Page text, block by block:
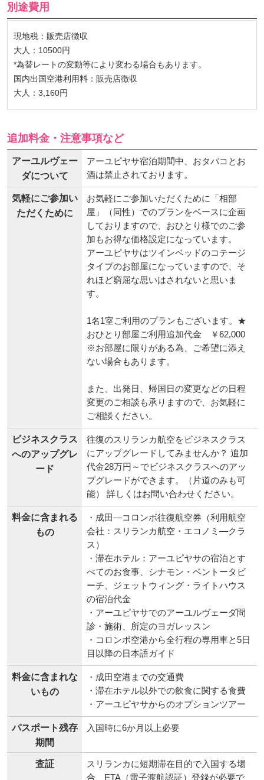
別途費用
現地税：販売店徴収
大人：10500円
*為替レートの変動等により変わる場合もあります。
国内出国空港利用料：販売店徴収
大人：3,160円
追加料金・注意事項など
アーユルヴェー
ダについて
アーユピヤサ宿泊期間中、おタバコとお
酒は禁止されております。
気軽にご参加い
ただくために
お気軽にご参加いただくために「相部
屋」（同性）でのプランをベースに企画
しておりますので、おひとり様でのご参
加もお得な価格設定になっています。
アーユピヤサはツインベッドのコテージ
タイプのお部屋になっていますので、そ
れほど窮屈な思いはされないと思いま
す。
1名1室ご利用のプランもございます。★
おひとり部屋ご利用追加代金 ￥62,000
※お部屋に限りがある為、ご希望に添え
ない場合もあります。
また、出発日、帰国日の変更などの日程
変更のご相談も承りますので、お気軽に
ご相談ください。
ビジネスクラス
へのアップグレ
ード
往復のスリランカ航空をビジネスクラス
にアップグレードしてみませんか？ 追加
代金28万円～でビジネスクラスへのアッ
プグレードができます。（片道のみも可
能） 詳しくはお問い合わせください。
料金に含まれる
もの
・成田―コロンボ往復航空券（利用航空
会社：スリランカ航空・エコノミ―クラ
ス）
・滞在ホテル：アーユピヤサの宿泊とす
べてのお食事、シナモン・ベントータビ
ーチ、ジェットウィング・ライトハウス
の宿泊代金
・アーユピヤサでのアーユルヴェーダ問
診・施術、所定のヨガレッスン
・コロンボ空港から全行程の専用車と5日
目以降の日本語ガイド
料金に含まれな
いもの
・成田空港までの交通費
・滞在ホテル以外での飲食に関する食費
・アーユピヤサからのオプションツアー
パスポート残存
期間
入国時に6か月以上必要
査証
スリランカに短期滞在目的で入国する場
合、ETA（電子渡航認証）登録が必要で